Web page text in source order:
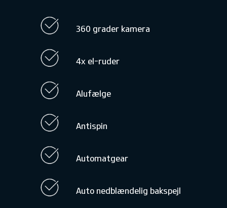
360 grader kamera
4x el-ruder
Alufælge
Antispin
Automatgear
Auto nedblændelig bakspejl